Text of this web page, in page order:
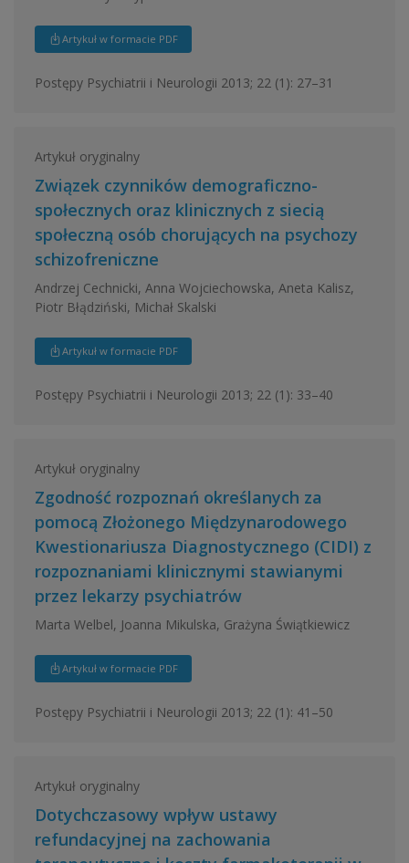
Artykuł w formacie PDF
Postępy Psychiatrii i Neurologii 2013; 22 (1): 27–31
Artykuł oryginalny
Związek czynników demograficzno-
społecznych oraz klinicznych z siecią
społeczną osób chorujących na psychozy
schizofreniczne
Andrzej Cechnicki, Anna Wojciechowska, Aneta Kalisz,
Piotr Błądziński, Michał Skalski
Artykuł w formacie PDF
Postępy Psychiatrii i Neurologii 2013; 22 (1): 33–40
Artykuł oryginalny
Zgodność rozpoznań określanych za
pomocą Złożonego Międzynarodowego
Kwestionariusza Diagnostycznego (CIDI) z
rozpoznaniami klinicznymi stawianymi
przez lekarzy psychiatrów
Marta Welbel, Joanna Mikulska, Grażyna Świątkiewicz
Artykuł w formacie PDF
Postępy Psychiatrii i Neurologii 2013; 22 (1): 41–50
Artykuł oryginalny
Dotychczasowy wpływ ustawy
refundacyjnej na zachowania